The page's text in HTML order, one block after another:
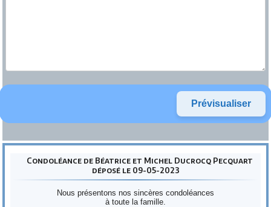
Condoléance de Béatrice et Michel Ducrocq Pecquart
déposé le 09-05-2023
Nous présentons nos sincères condoléances
à toute la famille.